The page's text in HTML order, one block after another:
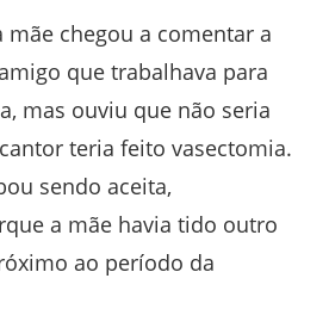
mãe chegou a comentar a
que trabalhava para
mas ouviu que não seria
teria feito vasectomia.
sendo aceita,
a mãe havia tido outro
ao período da